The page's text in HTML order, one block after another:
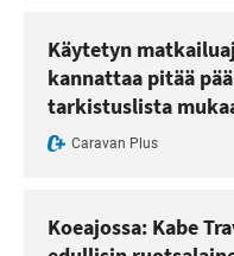
Käytetyn
kannattaa pitää
tarkistuslista
Caravan Plus
Koeajossa: Kabe